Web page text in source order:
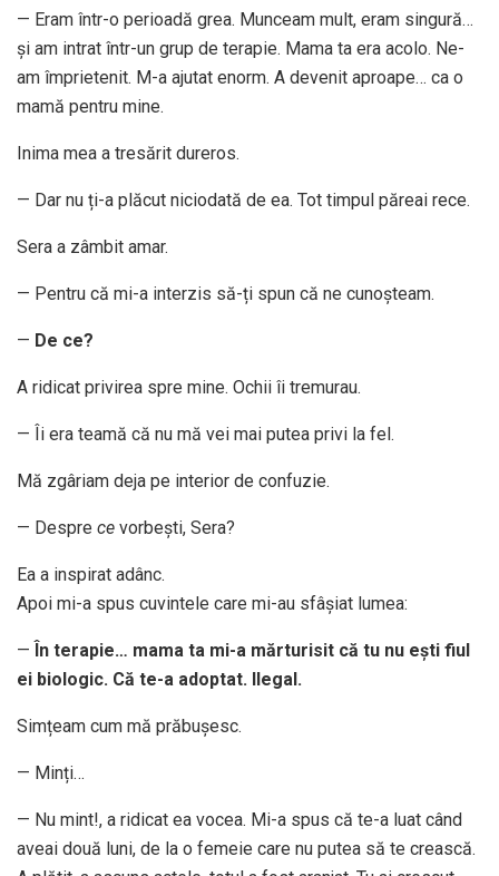
— Eram într-o perioadă grea. Munceam mult, eram singură…
și am intrat într-un grup de terapie. Mama ta era acolo. Ne-
am împrietenit. M-a ajutat enorm. A devenit aproape… ca o
mamă pentru mine.
Inima mea a tresărit dureros.
— Dar nu ți-a plăcut niciodată de ea. Tot timpul păreai rece.
Sera a zâmbit amar.
— Pentru că mi-a interzis să-ți spun că ne cunoșteam.
— De ce?
A ridicat privirea spre mine. Ochii îi tremurau.
— Îi era teamă că nu mă vei mai putea privi la fel.
Mă zgâriam deja pe interior de confuzie.
— Despre ce vorbești, Sera?
Ea a inspirat adânc.
Apoi mi-a spus cuvintele care mi-au sfâșiat lumea:
— În terapie… mama ta mi-a mărturisit că tu nu ești fiul
ei biologic. Că te-a adoptat. Ilegal.
Simțeam cum mă prăbușesc.
— Minți…
— Nu mint!, a ridicat ea vocea. Mi-a spus că te-a luat când
aveai două luni, de la o femeie care nu putea să te crească.